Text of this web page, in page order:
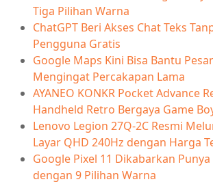
Tiga Pilihan Warna
ChatGPT Beri Akses Chat Teks
Pengguna Gratis
Google Maps Kini Bisa Bantu
Mengingat Percakapan Lama
AYANEO KONKR Pocket Advance
Handheld Retro Bergaya Game
Lenovo Legion 27Q-2C Resmi
Layar QHD 240Hz dengan Harga
Google Pixel 11 Dikabarkan
dengan 9 Pilihan Warna